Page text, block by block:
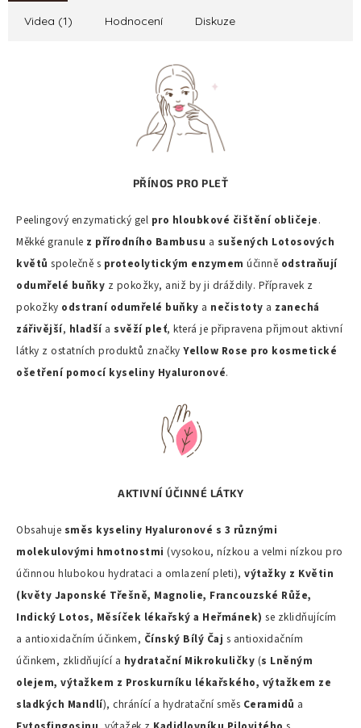
Videa (1) Hodnocení Diskuze
PŘÍNOS PRO PLEŤ
Peelingový enzymatický gel pro hloubkové čištění obličeje.
Měkké granule z přírodního Bambusu a sušených Lotosových
květů společně s proteolytickým enzymem účinně odstraňují
odumřelé buňky z pokožky, aniž by ji dráždily. Přípravek z
pokožky odstraní odumřelé buňky a nečistoty a zanechá
zářivější, hladšía svěží pleť, která je připravena přijmout aktivní
látky z ostatních produktů značky Yellow Rose pro kosmetické
ošetření pomocí kyseliny Hyaluronové.
AKTIVNÍ ÚČINNÉ LÁTKY
Obsahuje směs kyseliny Hyaluronové s 3 různými
molekulovými hmotnostmi (vysokou, nízkou a velmi nízkou pro
účinnou hlubokou hydrataci a omlazení pleti), výtažky z Květin
(květy Japonské Třešně, Magnolie, Francouzské Růže,
Indický Lotos, Měsíček lékařský a Heřmánek) se zklidňujícím
a antioxidačním účinkem, Čínský Bílý Čaj s antioxidačním
účinkem, zklidňující a hydratační Mikrokuličky (s Lněným
olejem, výtažkem z Proskurníku lékařského, výtažkem ze
sladkých Mandlí), chránící a hydratační směs Ceramidů a